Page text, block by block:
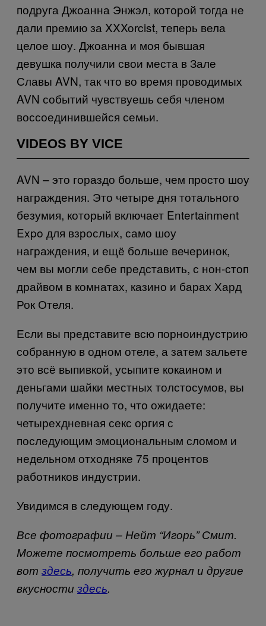
подруга Джоанна Энжэл, которой тогда не
дали премию за XXXorcist, теперь вела
целое шоу. Джоанна и моя бывшая
девушка получили свои места в Зале
Славы AVN, так что во время проводимых
AVN событий чувствуешь себя членом
воссоединившейся семьи.
VIDEOS BY VICE
AVN – это гораздо больше, чем просто шоу
награждения. Это четыре дня тотального
безумия, который включает Entertainment
Expo для взрослых, само шоу
награждения, и ещё больше вечеринок,
чем вы могли себе представить, с нон-стоп
драйвом в комнатах, казино и барах Хард
Рок Отеля.
Если вы представите всю порноиндустрию
собранную в одном отеле, а затем зальете
это всё выпивкой, усыпите кокаином и
деньгами шайки местных толстосумов, вы
получите именно то, что ожидаете:
четырехдневная секс оргия с
последующим эмоциональным сломом и
недельном отходняке 75 процентов
работников индустрии.
Увидимся в следующем году.
Все фотографии – Нейт “Игорь” Смит.
Можете посмотреть больше его работ
вот здесь, получить его журнал и другие
вкусности здесь.